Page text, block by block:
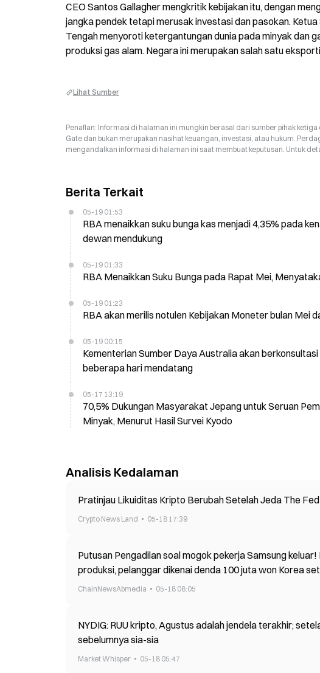
CEO Santos Gallagher mengkritik kebijakan itu, dengan
jangka pendek tetapi merusak investasi dan pasokan.
Tengah menyoroti ketergantungan dunia pada minyak dan
produksi gas alam. Negara ini merupakan salah satu
Lihat Sumber
Penafian: Informasi di halaman ini mungkin berasal dari sumber pihak
Gate dan bukan merupakan nasihat keuangan, investasi, atau hukum.
mengandalkan informasi di halaman ini saat membuat keputusan. Untuk
Berita Terkait
05-19 01:53
RBA menaikkan suku bunga kas menjadi 4,35% pada
dewan mendukung
05-19 01:33
RBA Menaikkan Suku Bunga pada Rapat Mei,
05-19 01:23
RBA akan merilis notulen Kebijakan Moneter bulan Mei
05-19 00:15
Kementerian Sumber Daya Australia akan
beberapa hari mendatang
05-17 13:19
70,5% Dukungan Masyarakat Jepang untuk Seruan
Minyak, Menurut Hasil Survei Kyodo
Analisis Kedalaman
Pratinjau Likuiditas Kripto Berubah Setelah Jeda The Fed
Crypto News Land 05-18 17:39
Putusan Pengadilan soal mogok pekerja Samsung
produksi, pelanggar dikenai denda 100 juta won Korea
ChainNewsAbmedia 05-18 08:05
NYDIG: RUU kripto, Agustus adalah jendela terakhir;
sebelumnya sia-sia
Market Whisper 05-18 05:47